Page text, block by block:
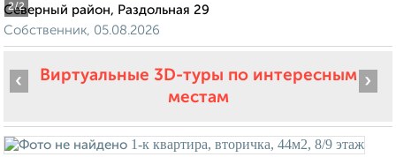
2/2
Северный район, Раздольная 29
Собственник, 05.08.2026
Виртуальные 3D-туры по интересным
местам
‹ ›